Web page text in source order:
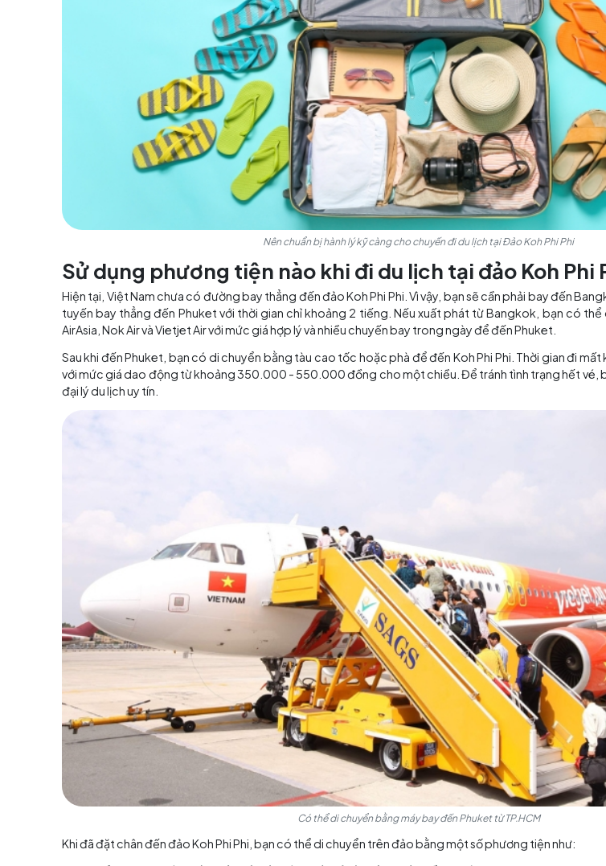
Giấy tờ cần thiết:Chuẩn bị hộ chiếu còn thời hạn ít nhất 6 tháng, vé máy bay,
công dân để phòng trường hợp thất lạc hành lý.
Đổi tiền baht:Đổi tiền trước ở Việt Nam để có tỷ giá tốt hơn, chuẩn bị cả tiền giấy
Chuẩn bị hành lý:Mang trang phục phù hợp với thời tiết nhiệt đới, kính râm,
dụng cá nhân. Đặc biệt, bạn nên mang theo sim 3G/4G và sạc dự phòng để kết
Lưu ý về thủ tục xuất nhập cảnh:Xuất trình hộ chiếu, vé máy bay và thông tin
thân, hãy ghi rõ địa chỉ và thông tin liên hệ để tránh gặp rắc rối khi nhập cảnh.
Nên chuẩn bị hành lý kỹ càng cho chuyến đi du lịch tại
Sử dụng phương tiện nào khi đi du lịch tại đảo
Hiện tại, Việt Nam chưa có đường bay thẳng đến đảo Koh Phi Phi. Vì vậy, bạn sẽ cần
tuyến bay thẳng đến Phuket với thời gian chỉ khoảng 2 tiếng. Nếu xuất phát từ
AirAsia, Nok Air và Vietjet Air với mức giá hợp lý và nhiều chuyến bay trong ngày để đến
Sau khi đến Phuket, bạn có di chuyển bằng tàu cao tốc hoặc phà để đến Koh Phi
với mức giá dao động từ khoảng 350.000 - 550.000 đồng cho một chiều. Để tránh